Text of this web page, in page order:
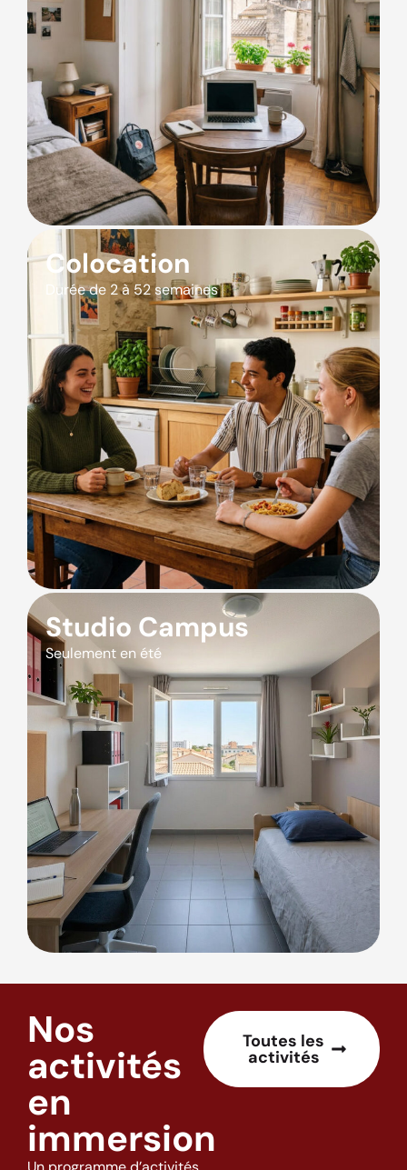
Colocation
Durée de 2 à 52 semaines
Studio Campus
Seulement en été
Nos
activités
en
immersion
Toutes les
activités